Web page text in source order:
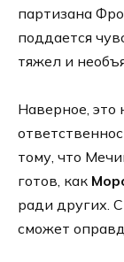
партизана
поддается
тяжел и
Наверное, это
тому, что
готов, как
ради других.
сможет